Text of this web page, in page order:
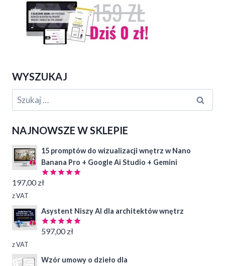
WYSZUKAJ
Szukaj:
NAJNOWSZE W SKLEPIE
15 promptów do wizualizacji wnętrz w Nano
Banana Pro + Google Ai Studio + Gemini
Oceniono
197,00zł
z VAT
Asystent Niszy AI dla architektów wnętrz
Oceniono
597,00zł
z VAT
Wzór umowy o dzieło dla